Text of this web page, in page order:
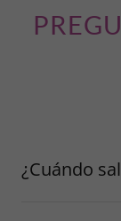
¿Cuándo